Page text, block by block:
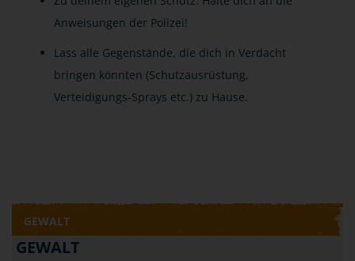
Anweisungen der Polizei!
Lass alle Gegenstände, die dich in Verdacht
bringen könnten (Schutzausrüstung,
Verteidigungs-Sprays etc.) zu Hause.
GEWALT
GEWALT